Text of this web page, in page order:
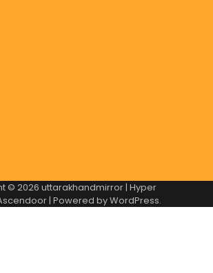
© 2026 uttarakhandmirror| Hyper
| Powered byWordPress.